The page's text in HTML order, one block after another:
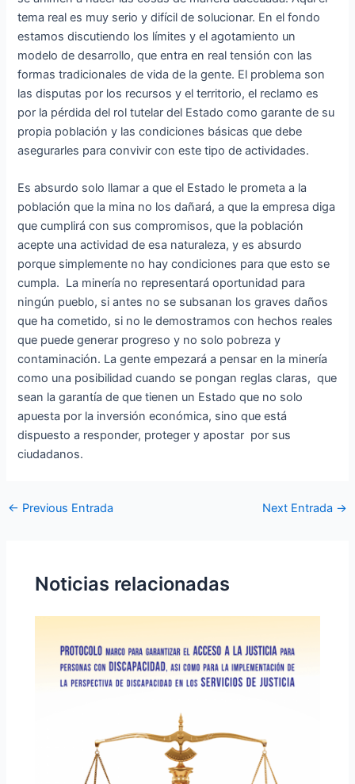
tema real es muy serio y difícil de solucionar. En el fondo
estamos discutiendo los límites y el agotamiento un
modelo de desarrollo, que entra en real tensión con las
formas tradicionales de vida de la gente. El problema son
las disputas por los recursos y el territorio, el reclamo es
por la pérdida del rol tutelar del Estado como garante de su
propia población y las condiciones básicas que debe
asegurarles para convivir con este tipo de actividades.
Es absurdo solo llamar a que el Estado le prometa a la
población que la mina no los dañará, a que la empresa diga
que cumplirá con sus compromisos, que la población
acepte una actividad de esa naturaleza, y es absurdo
porque simplemente no hay condiciones para que esto se
cumpla. La minería no representará oportunidad para
ningún pueblo, si antes no se subsanan los graves daños
que ha cometido, si no le demostramos con hechos reales
que puede generar progreso y no solo pobreza y
contaminación. La gente empezará a pensar en la minería
como una posibilidad cuando se pongan reglas claras, que
sean la garantía de que tienen un Estado que no solo
apuesta por la inversión económica, sino que está
dispuesto a responder, proteger y apostar por sus
ciudadanos.
← Previous Entrada Next Entrada →
Noticias relacionadas